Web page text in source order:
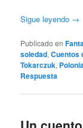
Sigue leyendo →
Publicado en
soledad,Cuentos
Tokarczuk,
Respuesta